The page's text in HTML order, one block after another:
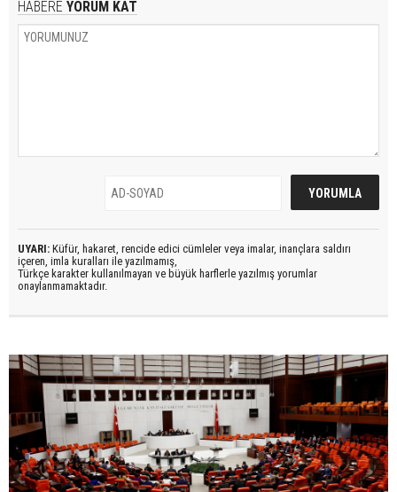
HABERE YORUM KAT
UYARI: Küfür, hakaret, rencide edici cümleler veya imalar, inançlara saldırı
içeren, imla kuralları ile yazılmamış,
Türkçe karakter kullanılmayan ve büyük harflerle yazılmış yorumlar
onaylanmamaktadır.